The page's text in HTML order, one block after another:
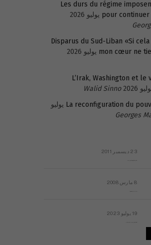
Les durs du régime
pour
Disparus du Sud-Liban «Si
mon cœur ne
L’Irak, Washington et le
Walid Sinno
La reconfiguration du 12 يوليو
Georges
23 ديسمبر 2011
8 مارس 2008
19 يوليو 2023